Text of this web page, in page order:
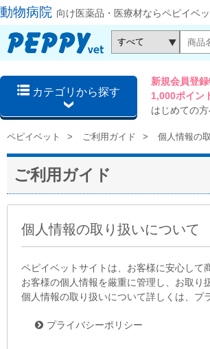
動物病院 向け医薬品・医療材ならペピイベッ
カテゴリから探す
新規会員登
1,000ポイン
はじめての
ペピイベット ご利用ガイド 個人情報の
ご利用ガイド
個人情報の取り扱いについて
ペピイベットサイトは、お客様に安心して
お客様の個人情報を厳重に管理し、お取り
個人情報の取り扱いについて詳しくは、プ
プライバシーポリシー